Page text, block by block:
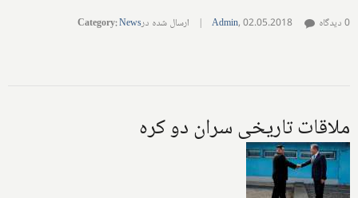
Admin,02.05.2018
| ارسال شده در Category:News 0 دیدگاه
ملاقات تاریخی سران دو کره